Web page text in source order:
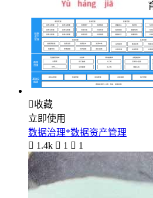
收藏
立即使用
数据治理*数据资产管理
 1.4k  1  1